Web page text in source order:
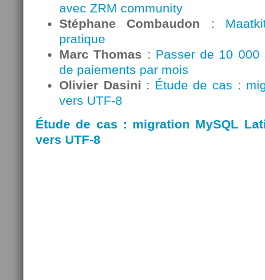
avec ZRM community
Stéphane Combaudon :
pratique
Marc Thomas : Passer de 10
de paiements par mois
Olivier Dasini : Étude de cas :
vers UTF-8
Étude de cas : migration MySQL
vers UTF-8